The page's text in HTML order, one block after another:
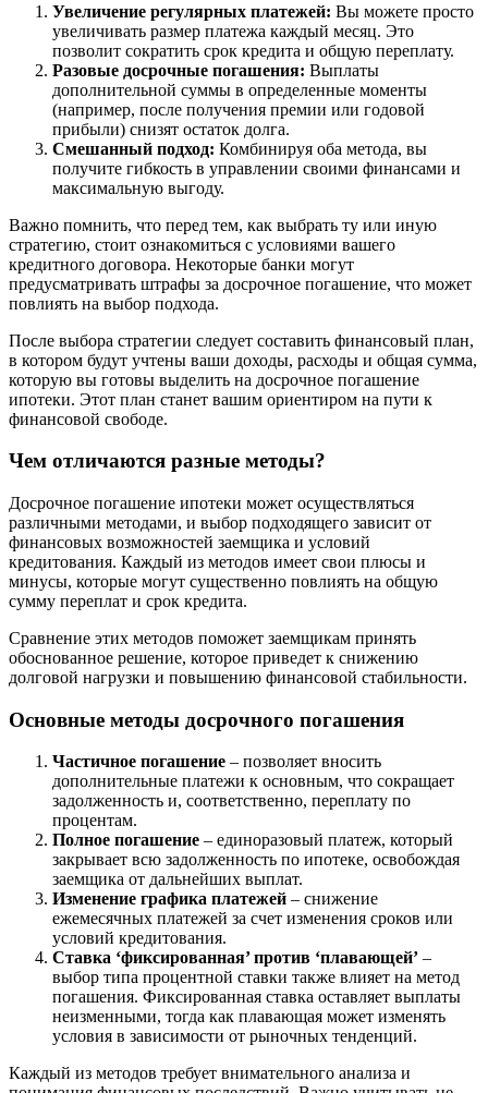
Увеличение регулярных платежей: Вы можете просто
увеличивать размер платежа каждый месяц. Это
позволит сократить срок кредита и общую переплату.
Разовые досрочные погашения: Выплаты
дополнительной суммы в определенные моменты
(например, после получения премии или годовой
прибыли) снизят остаток долга.
Смешанный подход: Комбинируя оба метода, вы
получите гибкость в управлении своими финансами и
максимальную выгоду.
Важно помнить, что перед тем, как выбрать ту или иную
стратегию, стоит ознакомиться с условиями вашего
кредитного договора. Некоторые банки могут
предусматривать штрафы за досрочное погашение, что может
повлиять на выбор подхода.
После выбора стратегии следует составить финансовый план,
в котором будут учтены ваши доходы, расходы и общая сумма,
которую вы готовы выделить на досрочное погашение
ипотеки. Этот план станет вашим ориентиром на пути к
финансовой свободе.
Чем отличаются разные методы?
Досрочное погашение ипотеки может осуществляться
различными методами, и выбор подходящего зависит от
финансовых возможностей заемщика и условий
кредитования. Каждый из методов имеет свои плюсы и
минусы, которые могут существенно повлиять на общую
сумму переплат и срок кредита.
Сравнение этих методов поможет заемщикам принять
обоснованное решение, которое приведет к снижению
долговой нагрузки и повышению финансовой стабильности.
Основные методы досрочного погашения
Частичное погашение – позволяет вносить
дополнительные платежи к основным, что сокращает
задолженность и, соответственно, переплату по
процентам.
Полное погашение – единоразовый платеж, который
закрывает всю задолженность по ипотеке, освобождая
заемщика от дальнейших выплат.
Изменение графика платежей – снижение
ежемесячных платежей за счет изменения сроков или
условий кредитования.
Ставка ‘фиксированная’ против ‘плавающей’ –
выбор типа процентной ставки также влияет на метод
погашения. Фиксированная ставка оставляет выплаты
неизменными, тогда как плавающая может изменять
условия в зависимости от рыночных тенденций.
Каждый из методов требует внимательного анализа и